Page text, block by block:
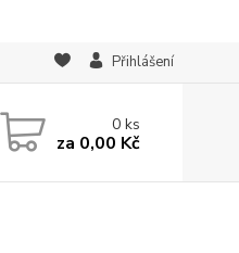
Přihlášení
0ks
za 0,00 Kč